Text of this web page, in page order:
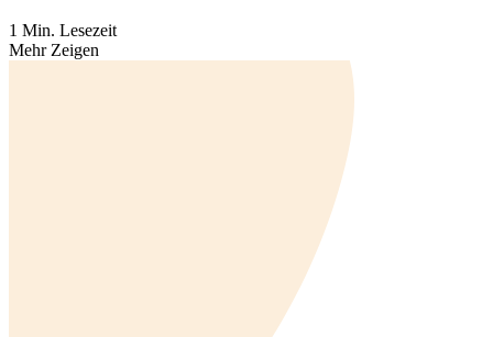
1 Min. Lesezeit
Mehr Zeigen